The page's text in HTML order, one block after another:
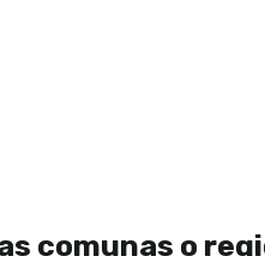
comunas o